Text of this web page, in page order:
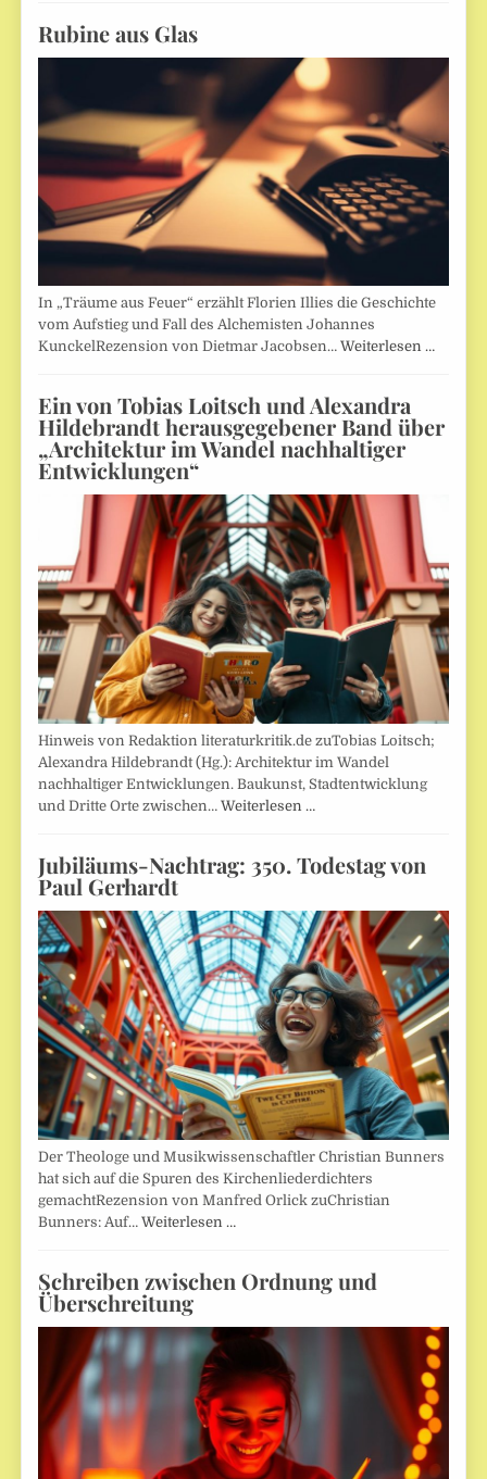
Rubine aus Glas
In „Träume aus Feuer“ erzählt Florien Illies die Geschichte
vom Aufstieg und Fall des Alchemisten Johannes
KunckelRezension von Dietmar Jacobsen…Weiterlesen …
Ein von Tobias Loitsch und Alexandra
Hildebrandt herausgegebener Band über
„Architektur im Wandel nachhaltiger
Entwicklungen“
Hinweis von Redaktion literaturkritik.de zuTobias Loitsch;
Alexandra Hildebrandt (Hg.): Architektur im Wandel
nachhaltiger Entwicklungen. Baukunst, Stadtentwicklung
und Dritte Orte zwischen…Weiterlesen …
Jubiläums-Nachtrag: 350. Todestag von
Paul Gerhardt
Der Theologe und Musikwissenschaftler Christian Bunners
hat sich auf die Spuren des Kirchenliederdichters
gemachtRezension von Manfred Orlick zuChristian
Bunners: Auf…Weiterlesen …
Schreiben zwischen Ordnung und
Überschreitung